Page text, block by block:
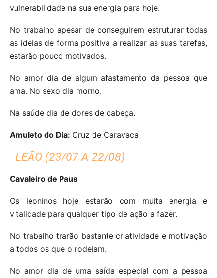
vulnerabilidade na sua energia para hoje.
No trabalho apesar de conseguirem estruturar todas
as ideias de forma positiva a realizar as suas tarefas,
estarão pouco motivados.
No amor dia de algum afastamento da pessoa que
ama. No sexo dia morno.
Na saúde dia de dores de cabeça.
Amuleto do Dia: Cruz de Caravaca
LEÃO (23/07 A 22/08)
Cavaleiro de Paus
Os leoninos hoje estarão com muita energia e
vitalidade para qualquer tipo de ação a fazer.
No trabalho trarão bastante criatividade e motivação
a todos os que o rodeiam.
No amor dia de uma saída especial com a pessoa